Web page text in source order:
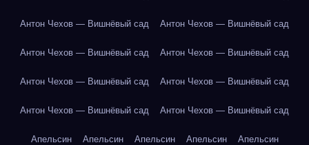
Антон Чехов — Вишнёвый сад Антон Чехов — Вишнёвый сад
Антон Чехов — Вишнёвый сад Антон Чехов — Вишнёвый сад
Антон Чехов — Вишнёвый сад Антон Чехов — Вишнёвый сад
Антон Чехов — Вишнёвый сад Антон Чехов — Вишнёвый сад
Апельсин Апельсин Апельсин Апельсин Апельсин